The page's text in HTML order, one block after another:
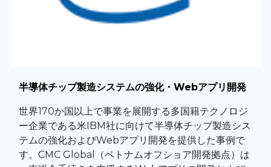
半導体チップ製造システムの強化・Webアプリ開発
世界170か国以上で事業を展開する多国籍テクノロジ
ー企業である米IBM社に向けて半導体チップ製造シス
テムの強化およびWebアプリ開発を提供した事例で
す。CMC Global（ベトナムオフショア開発拠点）は